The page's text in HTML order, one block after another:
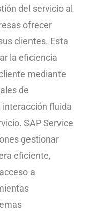
del servicio al
ofrecer
clientes. Esta
la eficiencia
mediante
de
fluida
SAP Service
gestionar
eficiente,
a